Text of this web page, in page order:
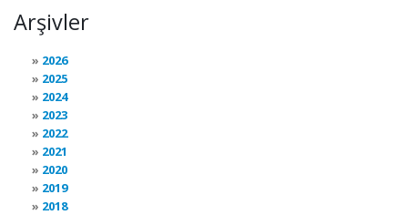
Arşivler
2026
2025
2024
2023
2022
2021
2020
2019
2018